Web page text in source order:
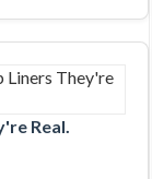
Real.